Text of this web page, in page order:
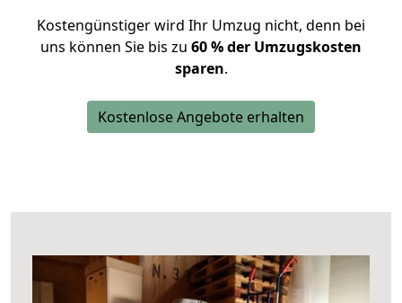
Kostengünstiger wird Ihr Umzug nicht, denn bei
uns können Sie bis zu 60 % der Umzugskosten
sparen.
Kostenlose Angebote erhalten